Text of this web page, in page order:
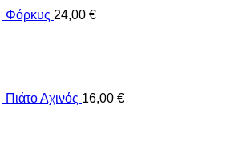
Φόρκυς 24,00 €
Πιάτο Αχινός 16,00 €